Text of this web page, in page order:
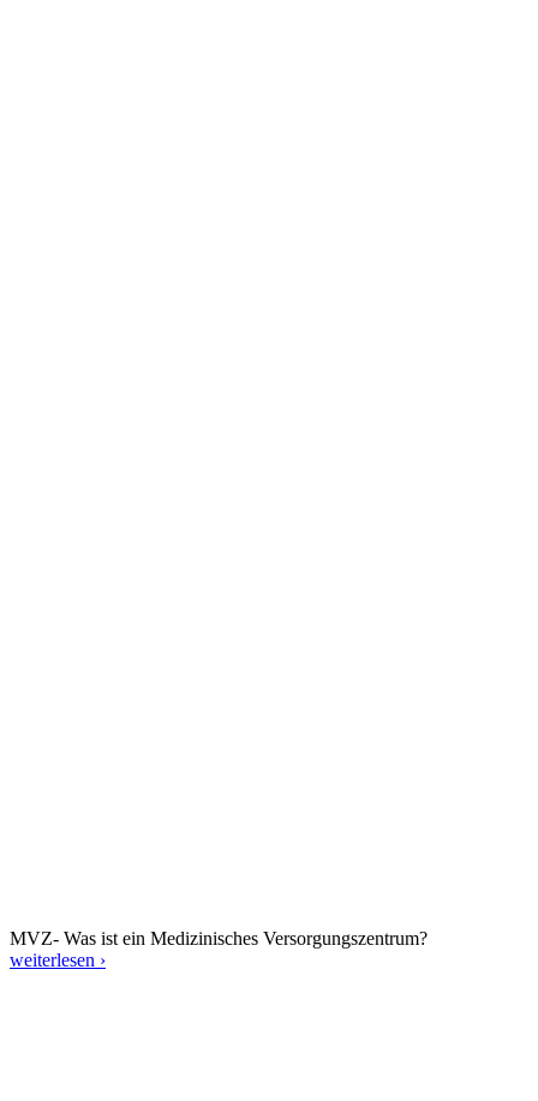
MVZ- Was ist ein Medizinisches Versorgungszentrum?
weiterlesen ›